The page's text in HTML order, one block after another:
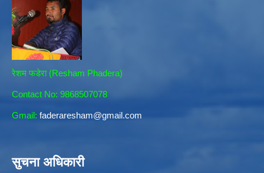
रेशम फडेरा (Resham Phadera)
Contact No: 9868507078
Gmail: faderaresham@gmail.com
सुचना अधिकारी